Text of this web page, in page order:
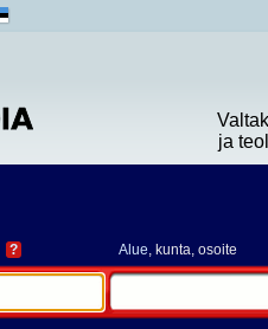
ja
? Alue, kunta, osoite